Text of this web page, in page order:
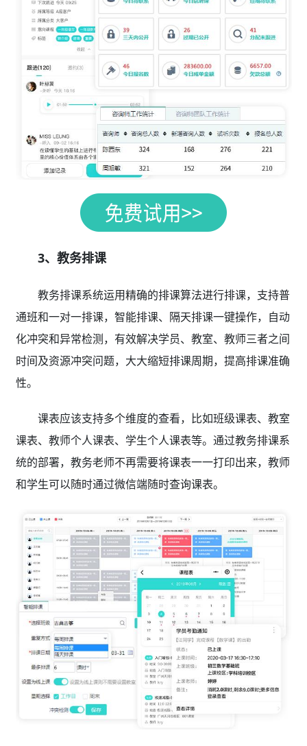
3、教务排课
教务排课系统运用精确的排课算法进行排课，支持普
通班和一对一排课，智能排课、隔天排课一键操作，自动
化冲突和异常检测，有效解决学员、教室、教师三者之间
时间及资源冲突问题，大大缩短排课周期，提高排课准确
性。
课表应该支持多个维度的查看，比如班级课表、教室
课表、教师个人课表、学生个人课表等。通过教务排课系
统的部署，教务老师不再需要将课表一一打印出来，教师
和学生可以随时通过微信端随时查询课表。